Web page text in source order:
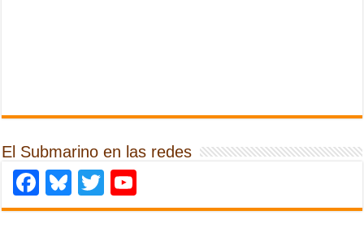
El Submarino en las redes
Facebook
Bluesky
Twitter